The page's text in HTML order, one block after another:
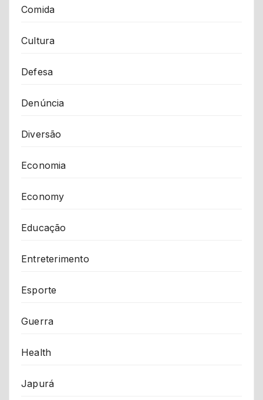
Comida
Cultura
Defesa
Denúncia
Diversão
Economia
Economy
Educação
Entreterimento
Esporte
Guerra
Health
Japurá